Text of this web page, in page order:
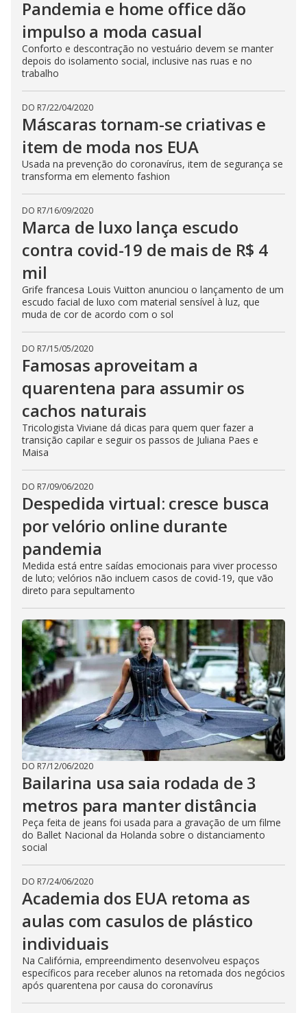
Pandemia e home office dão
impulso a moda casual
Conforto e descontração no vestuário devem se manter
depois do isolamento social, inclusive nas ruas e no
trabalho
DO R7/22/04/2020
Máscaras tornam-se criativas e
item de moda nos EUA
Usada na prevenção do coronavírus, item de segurança se
transforma em elemento fashion
DO R7/16/09/2020
Marca de luxo lança escudo
contra covid-19 de mais de R$ 4
mil
Grife francesa Louis Vuitton anunciou o lançamento de um
escudo facial de luxo com material sensível à luz, que
muda de cor de acordo com o sol
DO R7/15/05/2020
Famosas aproveitam a
quarentena para assumir os
cachos naturais
Tricologista Viviane dá dicas para quem quer fazer a
transição capilar e seguir os passos de Juliana Paes e
Maisa
DO R7/09/06/2020
Despedida virtual: cresce busca
por velório online durante
pandemia
Medida está entre saídas emocionais para viver processo
de luto; velórios não incluem casos de covid-19, que vão
direto para sepultamento
DO R7/12/06/2020
Bailarina usa saia rodada de 3
metros para manter distância
Peça feita de jeans foi usada para a gravação de um filme
do Ballet Nacional da Holanda sobre o distanciamento
social
DO R7/24/06/2020
Academia dos EUA retoma as
aulas com casulos de plástico
individuais
Na Califórnia, empreendimento desenvolveu espaços
específicos para receber alunos na retomada dos negócios
após quarentena por causa do coronavírus